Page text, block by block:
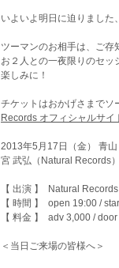
いよいよ明日に迫りました
ツーマンのお相手は、ご存
お２人との一夜限りのセッ
楽しみに！
チケットはおかげさまでソ
Records オフィシャルサイ
2013年5月17日（金） 青
宮 武弘（Natural Records
【 出演 】 Natural
【 時間 】 open 19:00 /
【 料金 】 adv 3,000 /
＜当日ご来場の皆様へ＞